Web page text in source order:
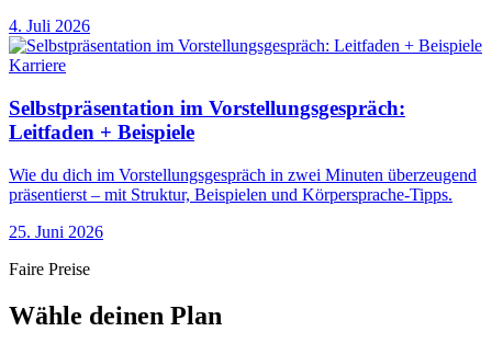
4. Juli 2026
Karriere
Selbstpräsentation im Vorstellungsgespräch:
Leitfaden + Beispiele
Wie du dich im Vorstellungsgespräch in zwei Minuten überzeugend
präsentierst – mit Struktur, Beispielen und Körpersprache-Tipps.
25. Juni 2026
Faire Preise
Wähle deinen Plan